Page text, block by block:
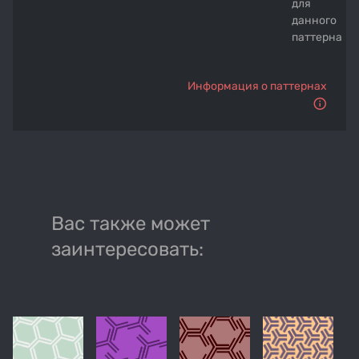
для
данного
паттерна
Информация о паттернах
Вас также может
заинтересовать: